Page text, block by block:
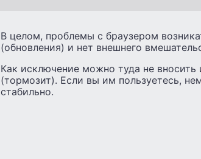
В целом, проблемы с браузером
(обновления) и нет внешнего
Как исключение можно туда не вносить
(тормозит). Если вы им пользуетесь,
стабильно.